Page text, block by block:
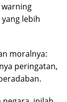
lebih
moralnya:
peringatan,